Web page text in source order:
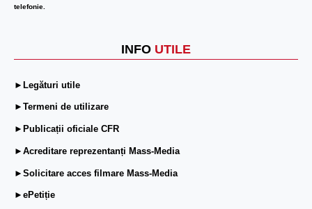
telefonie.
INFO UTILE
►Legături utile
►Termeni de utilizare
►Publicații oficiale CFR
►Acreditare reprezentanți Mass-Media
►Solicitare acces filmare Mass-Media
►ePetiție